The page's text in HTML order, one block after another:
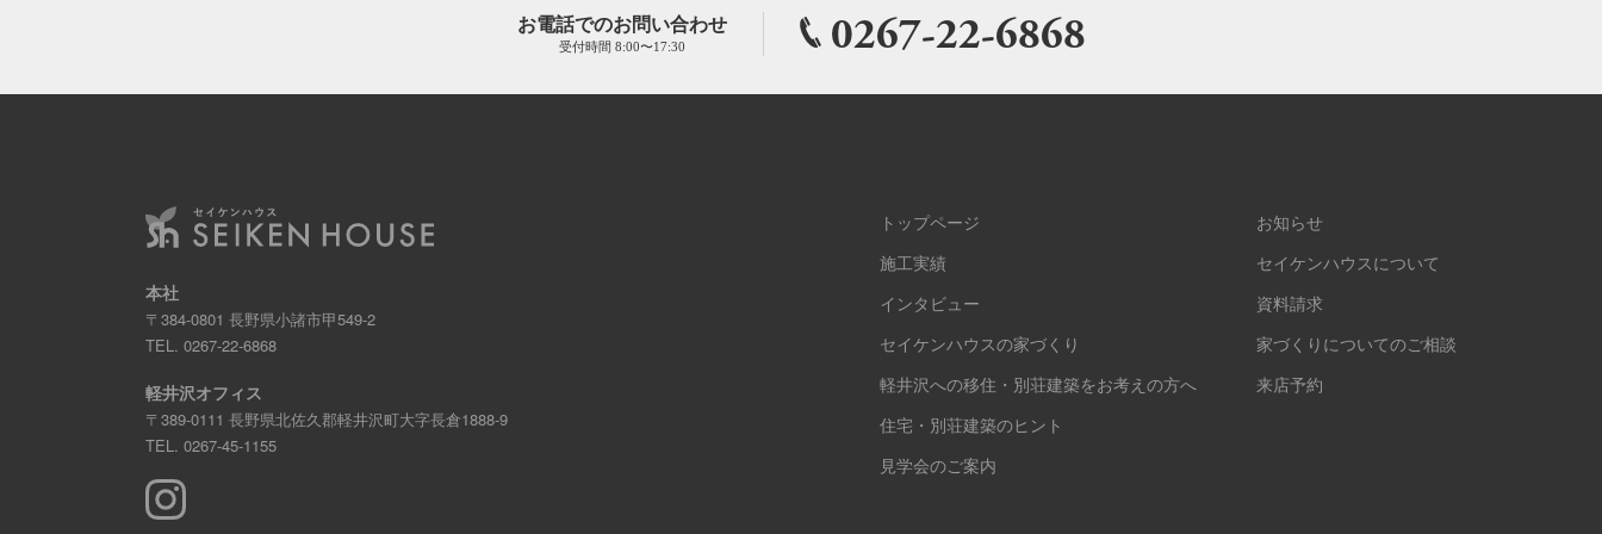
お電話でのお問い合わせ
受付時間 8:00〜17:30 0267-22-6868
本社
〒384-0801 長野県小諸市甲549-2
TEL. 0267-22-6868
軽井沢オフィス
〒389-0111 長野県北佐久郡軽井沢町大字長倉1888-9
TEL. 0267-45-1155
トップページ
施工実績
インタビュー
セイケンハウスの家づくり
軽井沢への移住・別荘建築をお考えの方へ
住宅・別荘建築のヒント
見学会のご案内
お知らせ
セイケンハウスについて
資料請求
家づくりについてのご相談
来店予約